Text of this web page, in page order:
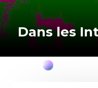
Dans les